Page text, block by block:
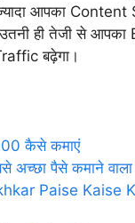
आपका
ही तेजी से
बढ़ेगा।
कैसे कमाएं
अच्छा पैसे कमाने
Paise Kaise